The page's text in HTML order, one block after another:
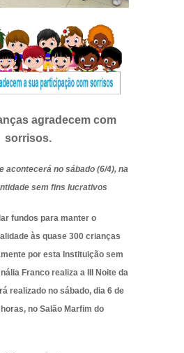
agradecem com
sorrisos.
acontecerá no sábado (6/4), na
sem fins lucrativos
fundos para manter o
às quase 300 crianças
por esta Instituição sem
Franco realiza a III Noite da
realizado no sábado, dia 6 de
no Salão Marfim do